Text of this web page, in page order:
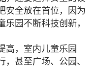
安全放在首位，因为
园不断科技创新，
高，室内儿童乐园
，甚至广场、公园、